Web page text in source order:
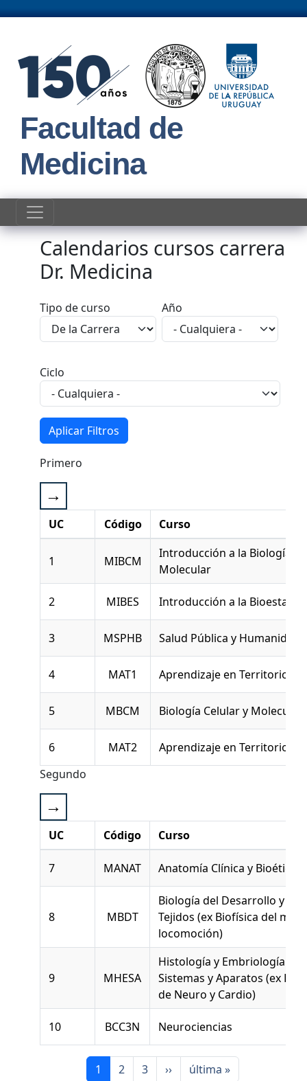
Facultad de
Medicina
Calendarios cursos carrera
Dr. Medicina
Tipo de curso Año
Ciclo
Primero
UC Código Curso
1 MIBCM
Introducción a la Biología
Molecular
2 MIBES Introducción a la
3 MSPHB Salud Pública y
4 MAT1 Aprendizaje en Territorio I
5 MBCM Biología Celular y Molecular
6 MAT2
Aprendizaje en Territorio II
Segundo
UC Código Curso
7 MANAT Anatomía Clínica y Bioética
8 MBDT
Biología del Desarrollo y de
Tejidos (ex Biofísica del
locomoción)
9 MHESA
Histología y Embriología de
Sistemas y Aparatos (ex
de Neuro y Cardio)
10 BCC3N Neurociencias
Paginación
Página actual
1 Page
2 Page
3 Siguiente página
›› Última página
última »